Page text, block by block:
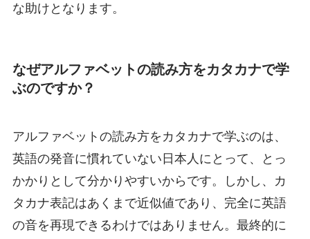
な助けとなります。
なぜアルファベットの読み方をカタカナで学
ぶのですか？
アルファベットの読み方をカタカナで学ぶのは、
英語の発音に慣れていない日本人にとって、とっ
かかりとして分かりやすいからです。しかし、カ
タカナ表記はあくまで近似値であり、完全に英語
の音を再現できるわけではありません。最終的に